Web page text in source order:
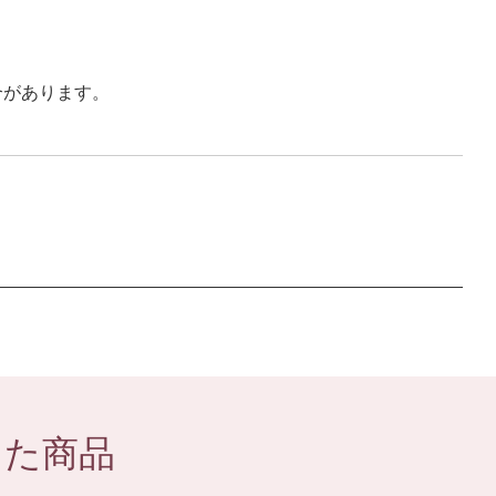
あります。
商品